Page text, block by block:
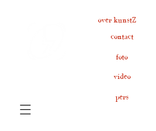
contact
over kunstZ
pers
foto
video